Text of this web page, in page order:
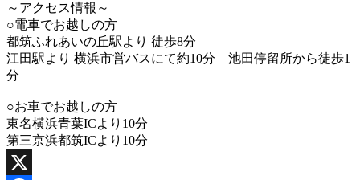
～アクセス情報～
○電車でお越しの方
都筑ふれあいの丘駅より 徒歩8分
江田駅より 横浜市営バスにて約10分 池田停留所から徒歩1
分
○お車でお越しの方
東名横浜青葉ICより10分
第三京浜都筑ICより10分